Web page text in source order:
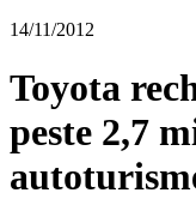
14/11/2012
Toyota
peste 2,7